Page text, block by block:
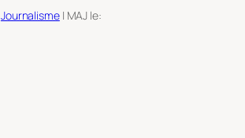
Journalisme| MAJ le: